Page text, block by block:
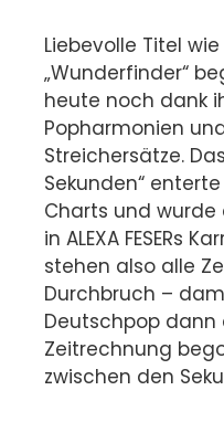
Liebevolle Titel
„Wunderfinder“
heute noch dank
Popharmonien
Streichersätze.
Sekunden“
Charts und
in ALEXA FESERs
stehen also alle
Durchbruch –
Deutschpop dann
Zeitrechnung
zwischen den